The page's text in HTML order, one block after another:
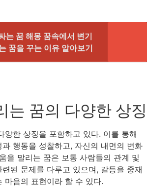
는 꿈 해몽 꿈속에서 변기
꿈을 꾸는 이유 알아보기
는 꿈의 다양한 상징
양한 상징을 포함하고 있다. 이를 통해
행동을 성찰하고, 자신의 내면의 변화
을 말리는 꿈은 보통 사람들의 관계 및
된 문제를 다루고 있으며, 갈등을 중재
마음의 표현이라 할 수 있다.